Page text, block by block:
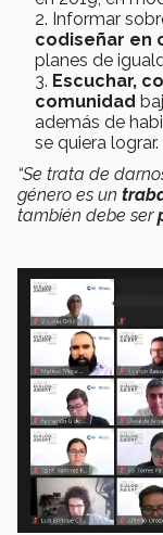
Informar
codiseñar en
planes de
Escuchar,
comunidad
además de
se quiera lograr.
“Se trata de
género es un
también debe ser